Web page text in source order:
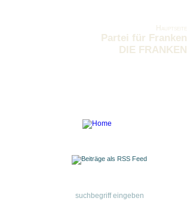
Hauptseite
Partei für Franken
DIE FRANKEN